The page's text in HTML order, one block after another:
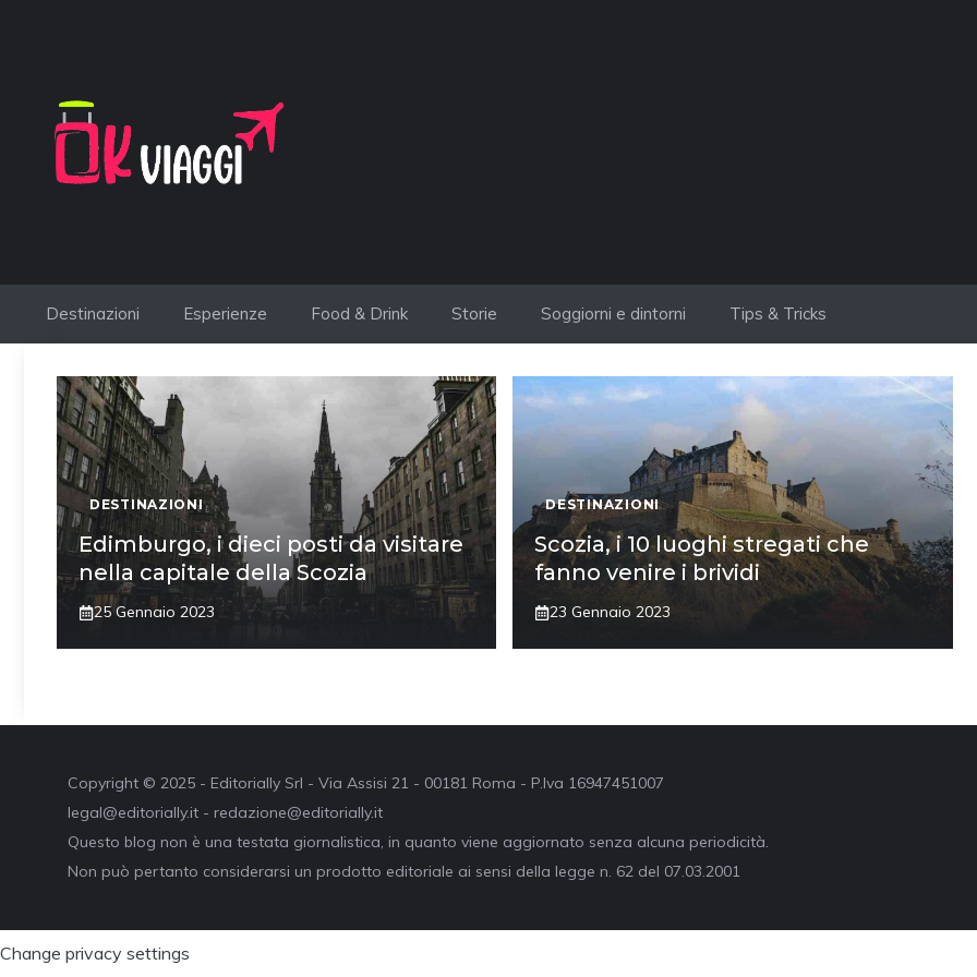
Destinazioni Esperienze Food & Drink Storie Soggiorni e dintorni Tips & Tricks
DESTINAZIONI
Edimburgo, i dieci posti da visitare
nella capitale della Scozia
25 Gennaio 2023
DESTINAZIONI
Scozia, i 10 luoghi stregati che
fanno venire i brividi
23 Gennaio 2023
Copyright © 2025 - Editorially Srl - Via Assisi 21 - 00181 Roma - P.Iva 16947451007
legal@editorially.it - redazione@editorially.it
Questo blog non è una testata giornalistica, in quanto viene aggiornato senza alcuna periodicità.
Non può pertanto considerarsi un prodotto editoriale ai sensi della legge n. 62 del 07.03.2001
Change privacy settings